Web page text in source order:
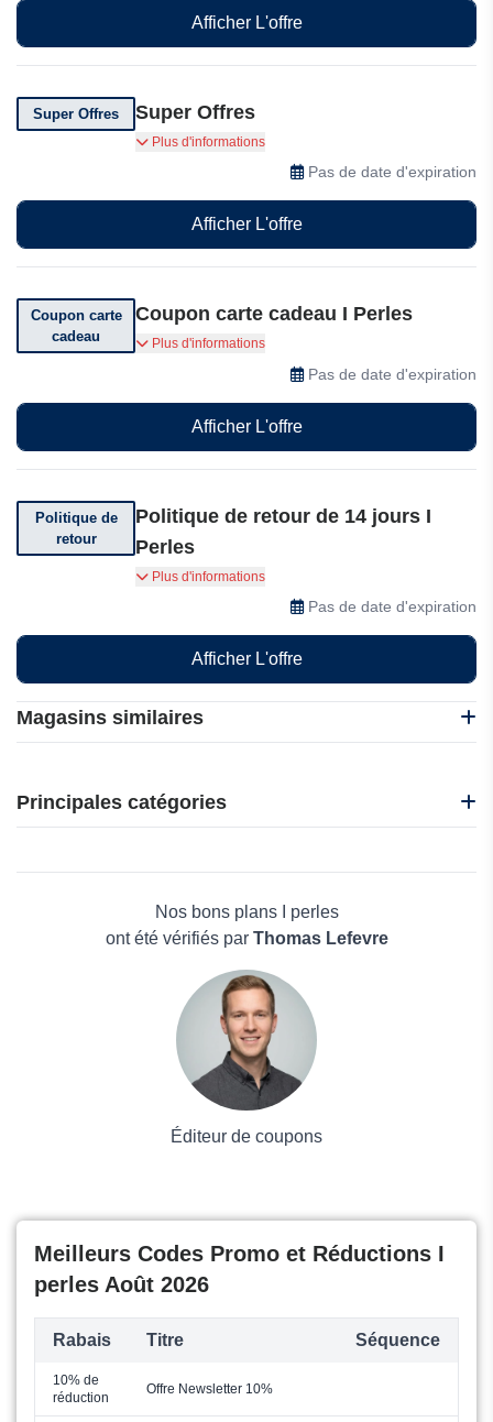
Magasins similaires
1001 Pendules
Fanci
I perles
L Atelier D Amaya
Principales catégories
Maison & Jardin
Boissons
Nos bons plans I perles
ont été vérifiés par Thomas Lefevre
Éditeur de coupons
Afficher L'offre
Super Offres Super Offres
Super Offres sur I perles
Plus d'informations
Pas de date d'expiration
Afficher L'offre
Coupon carte
cadeau
Coupon carte cadeau I Perles
Cartes cadeaux disponibles sur I Perles.
Plus d'informations
Pas de date d'expiration
Afficher L'offre
Politique de
retour
Politique de retour de 14 jours I
Perles
Vous pouvez retourner votre commande sous 14
jours à compter de la date d'achat de I Perles.
Plus d'informations
Pas de date d'expiration
Afficher L'offre
Meilleurs Codes Promo et Réductions I
perles Août 2026
Rabais Titre Séquence
10% de
réduction
Offre Newsletter 10%